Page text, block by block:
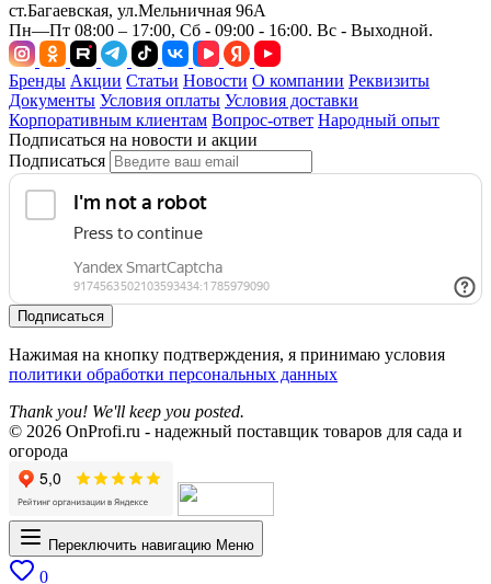
ст.Багаевская, ул.Мельничная 96А
Пн—Пт 08:00 – 17:00, Сб - 09:00 - 16:00. Вс - Выходной.
Бренды Акции Статьи Новости О компании Реквизиты
Документы Условия оплаты Условия доставки
Корпоративным клиентам Вопрос-ответ Народный опыт
Подписаться на новости и акции
Подписаться
Подписаться
Нажимая на кнопку подтверждения, я принимаю условия
политики обработки персональных данных
Thank you! We'll keep you posted.
© 2026 OnProfi.ru - надежный поставщик товаров для сада и
огорода
Переключить навигацию Меню
0